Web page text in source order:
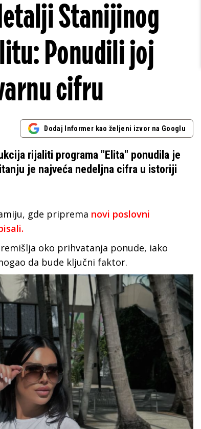
Stanijinog
Ponudili joj
cifru
Dodaj Informer kao željeni izvor na Googlu
rijaliti programa "Elita" ponudila je
je najveća nedeljna cifra u istoriji
, gde priprema novi poslovni
oko prihvatanja ponude, iako
da bude ključni faktor.